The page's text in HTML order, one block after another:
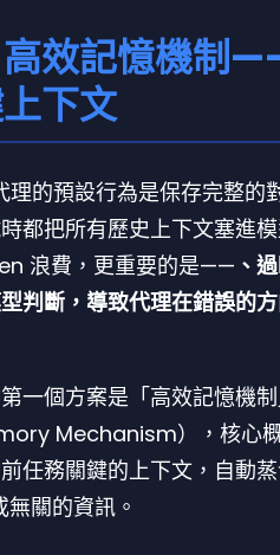
高效記憶機制
下文
理的預設行為是保存完整的
都把所有歷史上下文塞進
浪費，更重要的是—— 、
判斷，導致代理在錯誤的
一個方案是「高效記憶機
Mechanism），核心
任務關鍵的上下文，自動
無關的資訊。